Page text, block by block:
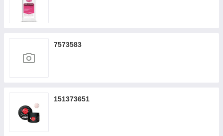
7573583
151373651